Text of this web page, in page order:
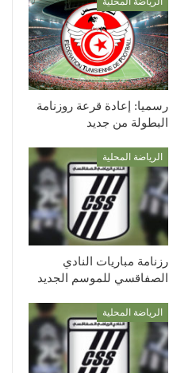
رسميا: إعادة قرعة روزنامة
البطولة من جديد
الرياضة المحلية
رزنامة مباريات النادي
الصفاقسي للموسم الجديد
الرياضة المحلية